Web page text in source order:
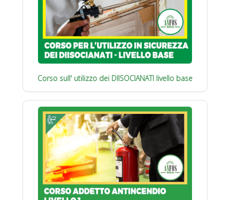
Corso sull' utilizzo dei DIISOCIANATI livello base